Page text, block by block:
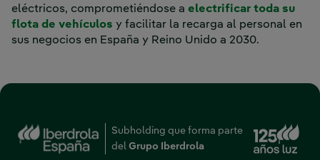
eléctricos, comprometiéndose a electrificar toda su
flota de vehículos y facilitar la recarga al personal en
sus negocios en España y Reino Unido a 2030.
Subholding que forma parte
del Grupo Iberdrola